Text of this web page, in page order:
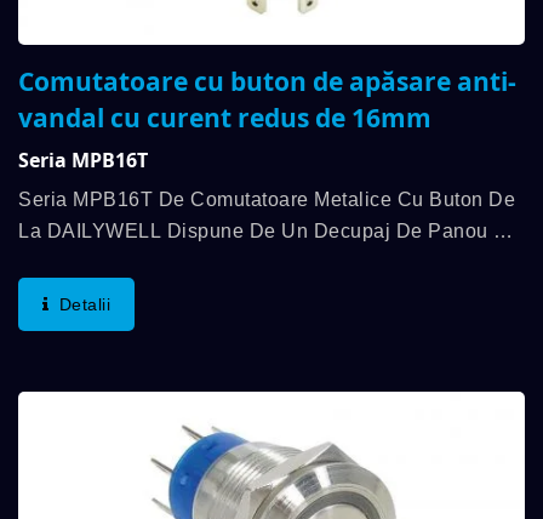
Comutatoare cu buton de apăsare anti-
vandal cu curent redus de 16mm
Seria MPB16T
Seria MPB16T De Comutatoare Metalice Cu Buton De
La DAILYWELL Dispune De Un Decupaj De Panou De
Redus Care Necesită O Funcționare Precisă Și
Fiabilă....
Detalii